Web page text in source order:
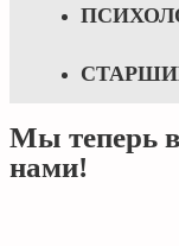
Мы теперь
нами!